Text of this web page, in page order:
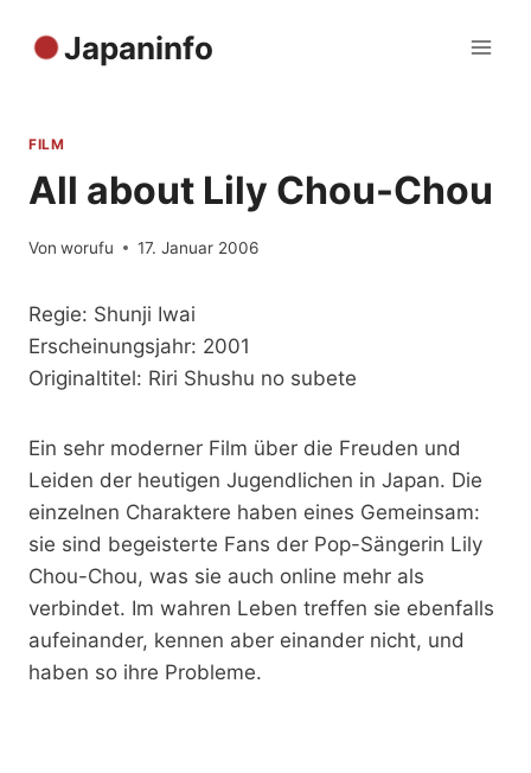
Inhalt
Japaninfo
FILM
All about Lily Chou-Chou
Von worufu 17. Januar 2006
Regie: Shunji Iwai
Erscheinungsjahr: 2001
Originaltitel: Riri Shushu no subete
Ein sehr moderner Film über die Freuden und
Leiden der heutigen Jugendlichen in Japan. Die
einzelnen Charaktere haben eines Gemeinsam:
sie sind begeisterte Fans der Pop-Sängerin Lily
Chou-Chou, was sie auch online mehr als
verbindet. Im wahren Leben treffen sie ebenfalls
aufeinander, kennen aber einander nicht, und
haben so ihre Probleme.